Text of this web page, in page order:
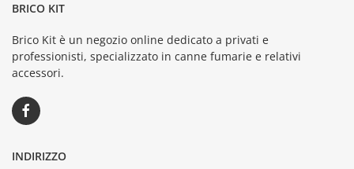
BRICO KIT
Brico Kit è un negozio online dedicato a privati e
professionisti, specializzato in canne fumarie e relativi
accessori.
INDIRIZZO